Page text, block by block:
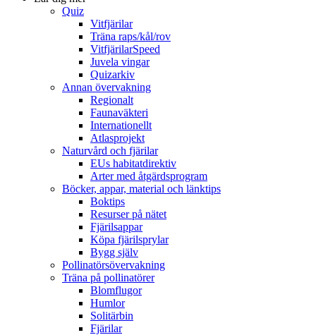
Quiz
Vitfjärilar
Träna raps/kål/rov
VitfjärilarSpeed
Juvela vingar
Quizarkiv
Annan övervakning
Regionalt
Faunaväkteri
Internationellt
Atlasprojekt
Naturvård och fjärilar
EUs habitatdirektiv
Arter med åtgärdsprogram
Böcker, appar, material och länktips
Boktips
Resurser på nätet
Fjärilsappar
Köpa fjärilsprylar
Bygg själv
Pollinatörsövervakning
Träna på pollinatörer
Blomflugor
Humlor
Solitärbin
Fjärilar